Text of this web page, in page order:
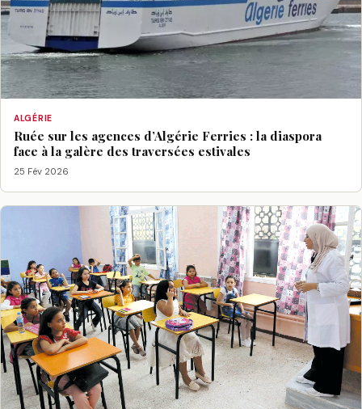
ALGÉRIE
Ruée sur les agences d’Algérie Ferries : la diaspora
face à la galère des traversées estivales
25 Fév 2026